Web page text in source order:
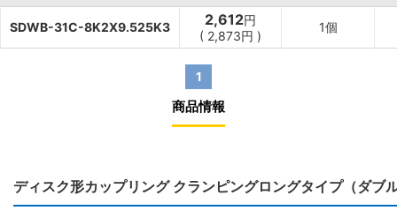
SDWB-31C-8K2X9.525K3 2,612円
( 2,873円 )
1個
1
商品情報
ディスク形カップリング クランピングロングタイプ（ダブ